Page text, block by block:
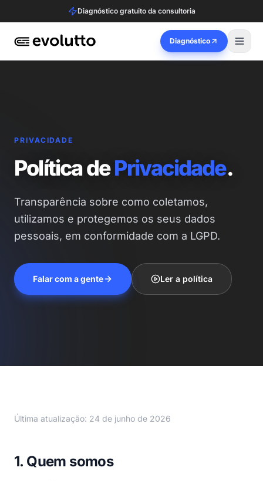
Diagnóstico gratuito da consultoria
Diagnóstico
PRIVACIDADE
Política dePrivacidade.
Transparência sobre como coletamos,
utilizamos e protegemos os seus dados
pessoais, em conformidade com a LGPD.
Falar com a gente Ler a política
Última atualização: 24 de junho de 2026
1. Quem somos